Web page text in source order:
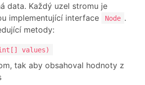
data. Každý uzel stromu je
implementující interface
Node .
metody:
values)
tak aby obsahoval hodnoty z